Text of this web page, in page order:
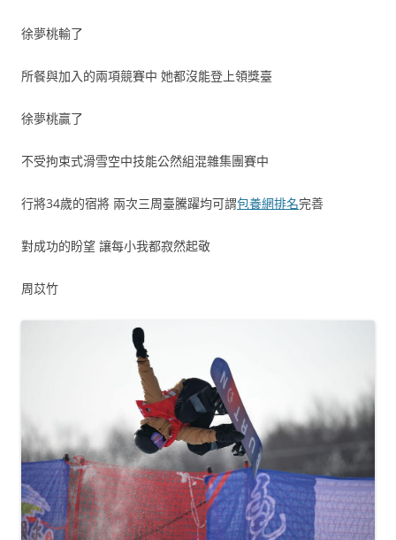
徐夢桃輸了
所餐與加入的兩項競賽中 她都沒能登上領獎臺
徐夢桃贏了
不受拘束式滑雪空中技能公然組混雜集團賽中
行將34歲的宿將 兩次三周臺騰躍均可謂包養網排名完善
對成功的盼望 讓每小我都寂然起敬
周苡竹